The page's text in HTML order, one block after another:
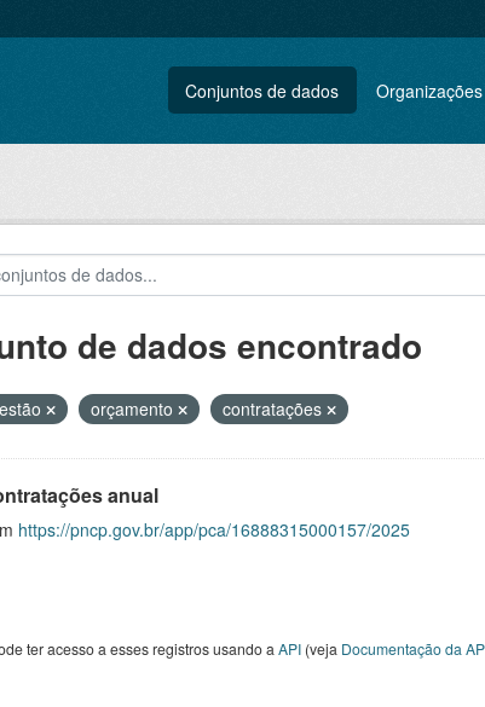
Conjuntos de dados Organizações
de dados encontrado
orçamento contratações
anual
https://pncp.gov.br/app/pca/16888315000157/2025
ter acesso a esses registros usando a API(veja Documentação da